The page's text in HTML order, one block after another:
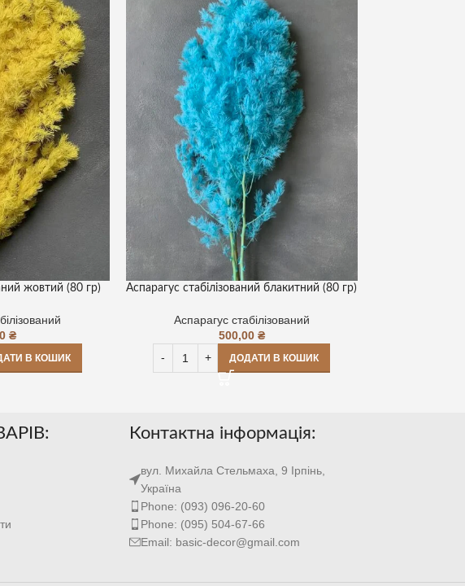
жовтий (80 гр)
₴
В КОШИК
Аспарагус стабілізований блакитний (80 гр)
Аспарагус стабілізований
500,00 ₴
ДОДАТИ В КОШИК
Контактна інформація:
вул. Михайла Стельмаха, 9 Ірпінь,
Україна
Phone: (093) 096-20-60
Phone: (095) 504-67-66
Email: basic-decor@gmail.com